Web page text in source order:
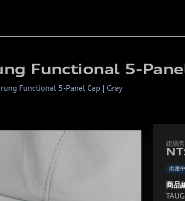
Functional 5-
Functional 5-Panel Cap | Gray
供應中
商品